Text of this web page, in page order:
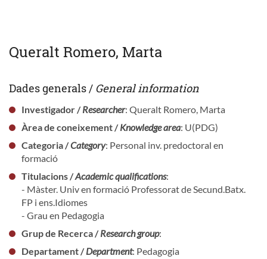
Queralt Romero, Marta
Dades generals / General information
Investigador /Researcher: Queralt Romero, Marta
Àrea de coneixement /Knowledge area: U(PDG)
Categoria /Category: Personal inv. predoctoral en
formació
Titulacions /Academic qualifications:
- Màster. Univ en formació Professorat de Secund.Batx.
FP i ens.Idiomes
- Grau en Pedagogia
Grup de Recerca /Research group:
Departament /Department: Pedagogia